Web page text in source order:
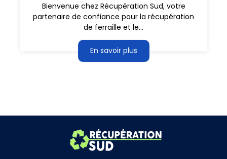
Bienvenue chez Récupération Sud, votre
partenaire de confiance pour la récupération
de ferraille et le...
En savoir plus